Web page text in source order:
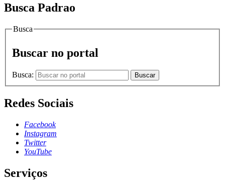
Busca Padrao
Busca
Buscar no portal
Busca: Buscar
Redes Sociais
Facebook
Instagram
Twitter
YouTube
Serviços